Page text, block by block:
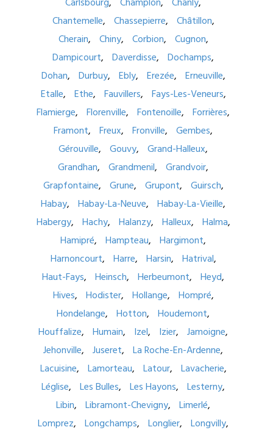
Chantemelle
Chassepierre
Châtillon
Cherain
Chiny Corbion
Cugnon
Dampicourt
Daverdisse
Dochamps
Dohan
Durbuy Ebly Erezée
Erneuville
Etalle
Ethe Fauvillers
Fays-Les-Veneurs
Flamierge
Florenville Fontenoille
Forrières
Framont
Freux Fronville
Gembes
Gérouville
Gouvy
Grand-Halleux
Grandhan
Grandmenil
Grandvoir
Grapfontaine
Grune Grupont
Guirsch
Habay
Habay-La-Neuve
Habay-La-Vieille
Habergy
Hachy Halanzy Halleux
Halma
Hamipré
Hampteau
Hargimont
Harnoncourt
Harre Harsin
Hatrival
Haut-Fays
Heinsch Herbeumont
Heyd
Hives
Hodister Hollange
Hompré
Hondelange
Hotton
Houdemont
Houffalize
Humain Izel Izier
Jamoigne
Jehonville
Juseret
La Roche-En-Ardenne
Lacuisine
Lamorteau Latour
Lavacherie
Léglise
Les Bulles Les Hayons
Lesterny
Libin
Libramont-Chevigny
Limerlé
Lomprez
Longchamps Longlier
Longvilly